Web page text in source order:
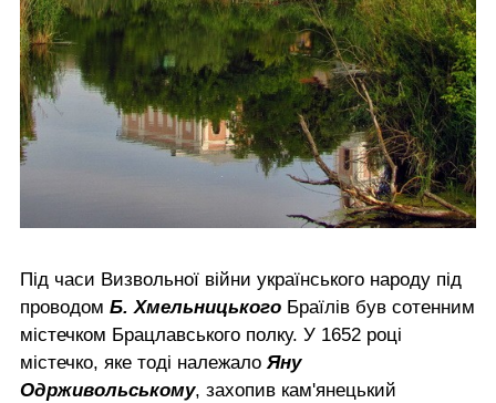
Під часи Визвольної війни українського народу під
проводом Б. Хмельницького Браїлів був сотенним
містечком Брацлавського полку. У 1652 році
містечко, яке тоді належало Яну
Одрживольському, захопив кам'янецький